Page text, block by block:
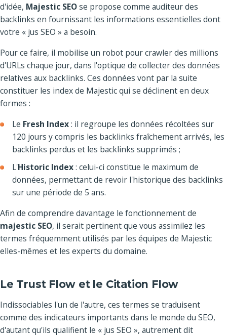
d'idée, Majestic SEOse propose comme auditeur des
backlinks en fournissant les informations essentielles dont
votre « jus SEO » a besoin.
Pour ce faire, il mobilise un robot pour crawler des millions
d'URLs chaque jour, dans l'optique de collecter des données
relatives aux backlinks. Ces données vont par la suite
constituer les index de Majestic qui se déclinent en deux
formes :
Le Fresh Index: il regroupe les données récoltées sur
120 jours y compris les backlinks fraîchement arrivés, les
backlinks perdus et les backlinks supprimés ;
L'Historic Index: celui-ci constitue le maximum de
données, permettant de revoir l'historique des backlinks
sur une période de 5 ans.
Afin de comprendre davantage le fonctionnement de
majestic SEO, il serait pertinent que vous assimilez les
termes fréquemment utilisés par les équipes de Majestic
elles-mêmes et les experts du domaine.
Le Trust Flow et le Citation Flow
Indissociables l'un de l'autre, ces termes se traduisent
comme des indicateurs importants dans le monde du SEO,
d'autant qu'ils qualifient le « jus SEO », autrement dit